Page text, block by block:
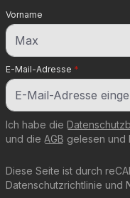
E-Mail-Adresse *
Vorname
Diese Seite ist durch
Datenschutzrichtlinie und
Ich habe die
und die AGB gelesen und